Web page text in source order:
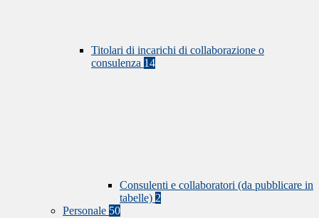
Titolari di incarichi di collaborazione o
consulenza 14
Consulenti e collaboratori (da pubblicare in
tabelle) 2
Personale 50